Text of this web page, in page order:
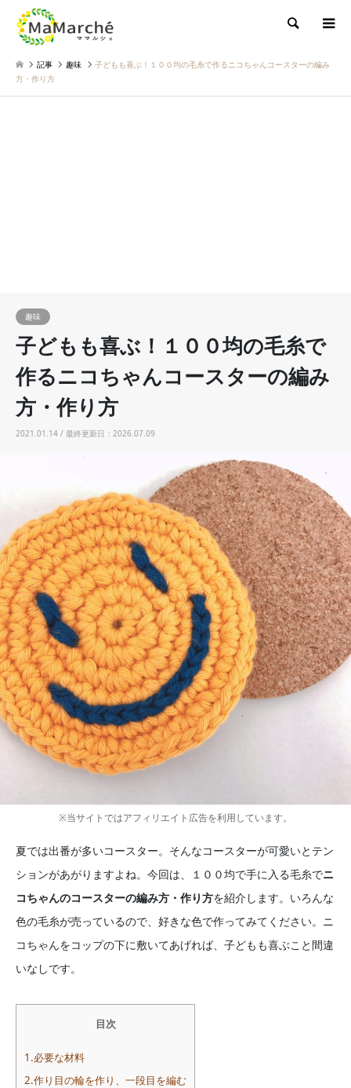
検索
記事 趣味
子どもも喜ぶ！１００均の毛糸で作るニコちゃんコースターの編み
方・作り方
趣味
子どもも喜ぶ！１００均の毛糸で
作るニコちゃんコースターの編み
方・作り方
2021.01.14 / 最終更新日：2026.07.09
※当サイトではアフィリエイト広告を利用しています。
夏では出番が多いコースター。そんなコースターが可愛いとテン
ションがあがりますよね。今回は、１００均で手に入る毛糸でニ
コちゃんのコースターの編み方・作り方を紹介します。いろんな
色の毛糸が売っているので、好きな色で作ってみてください。ニ
コちゃんをコップの下に敷いてあげれば、子どもも喜ぶこと間違
いなしです。
目次
1.必要な材料
2.作り目の輪を作り、一段目を編む